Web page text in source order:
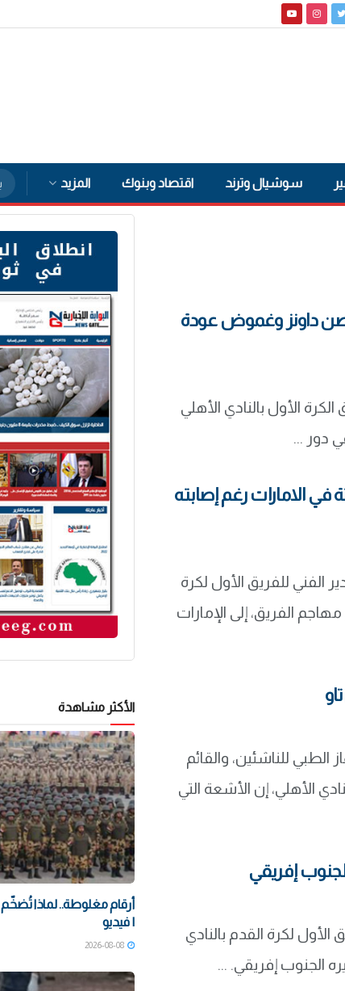
سوشيال وترند اقتصاد وبنوك المزيد
صن داونز وغموض عودة
الأول بالنادي الأهلي
دور ...
في الامارات رغم إصابته
الفني للفريق الأول لكرة
الفريق، إلى الإمارات
للناشئين، والقائم
الأهلي، إن الأشعة التي
إفريقي
لكرة القدم بالنادي
الجنوب إفريقي. ...
الأكثر مشاهدة
أرقام مغلوطة.. لماذا
| فيديو
2026-08-08